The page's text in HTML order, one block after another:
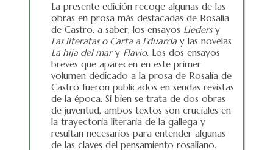
La presente edición recoge algunas de las
obras en prosa más destacadas de Rosalía
de Castro, a saber, los ensayos Liedersy
Las literatas o Carta a Eduarda y las novelas
La hija del mary Flavio. Los dos ensayos
breves que aparecen en este primer
volumen dedicado a la prosa de Rosalía de
Castro fueron publicados en sendas revistas
de la época. Si bien se trata de dos obras
de juventud, ambos textos son cruciales en
la trayectoria literaria de la gallega y
resultan necesarios para entender algunas
de las claves del pensamiento rosaliano.